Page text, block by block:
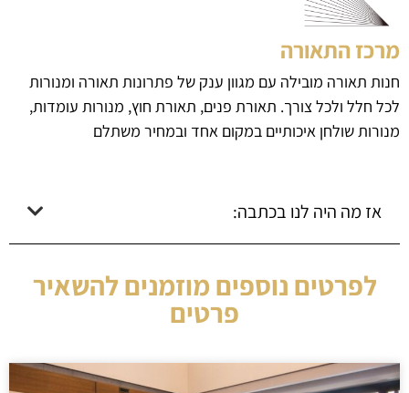
מרכז התאורה
חנות תאורה מובילה עם מגוון ענק של פתרונות תאורה ומנורות
לכל חלל ולכל צורך. תאורת פנים, תאורת חוץ, מנורות עומדות,
מנורות שולחן איכותיים במקום אחד ובמחיר משתלם
אז מה היה לנו בכתבה:
לפרטים נוספים מוזמנים להשאיר
פרטים